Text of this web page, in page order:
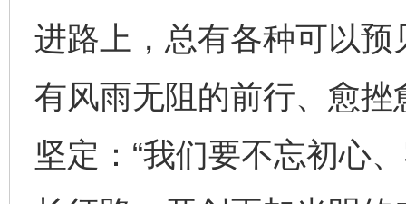
进路上，总有各种可以
有风雨无阻的前行、愈
坚定：“我们要不忘初心